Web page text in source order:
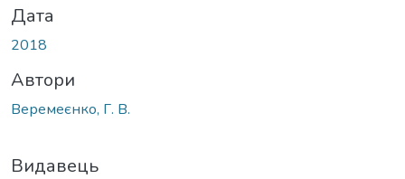
Дата
2018
Автори
Веремеєнко, Г. В.
Видавець